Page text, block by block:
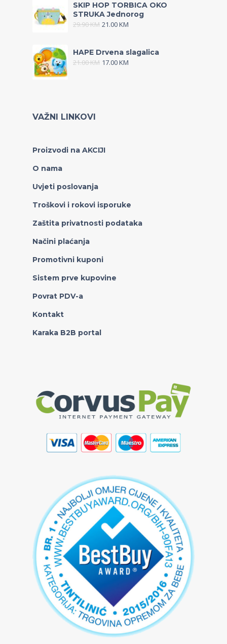
SKIP HOP TORBICA OKO
STRUKA Jednorog
29.90KM 21.00KM
HAPE Drvena slagalica
21.00KM 17.00KM
VAŽNI LINKOVI
Proizvodi na AKCIJI
O nama
Uvjeti poslovanja
Troškovi i rokovi isporuke
Zaštita privatnosti podataka
Načini plaćanja
Promotivni kuponi
Sistem prve kupovine
Povrat PDV-a
Kontakt
Karaka B2B portal